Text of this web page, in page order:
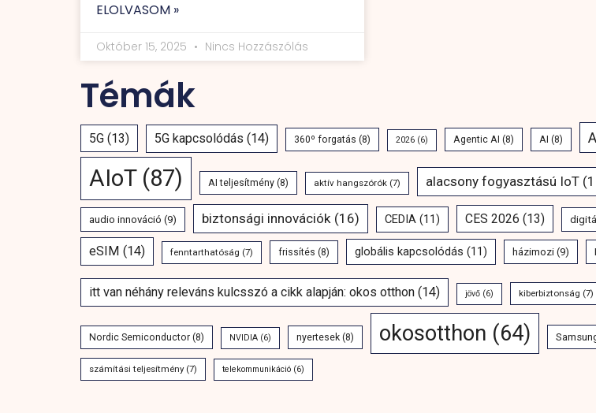
ELOLVASOM »
Október 15, 2025 Nincs Hozzászólás
Témák
5G (13) 5G kapcsolódás (14) 360º forgatás (8) 2026 (6) Agentic AI (8) AI (8)
AIoT(87) AI teljesítmény (8) aktív hangszórók (7) alacsony fogyasztású IoT
audio innováció (9) biztonsági innovációk (16) CEDIA (11) CES 2026 (13)
eSIM (14) fenntarthatóság (7) frissítés (8) globális kapcsolódás (11) házimozi (9)
itt van néhány releváns kulcsszó a cikk alapján: okos otthon (14) jövő (6) kiberbiztonság (7)
Nordic Semiconductor (8) NVIDIA (6) nyertesek (8) okosotthon (64)
számítási teljesítmény(7) telekommunikáció (6)